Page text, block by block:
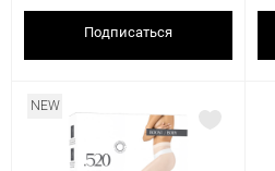
Подписаться
NEW